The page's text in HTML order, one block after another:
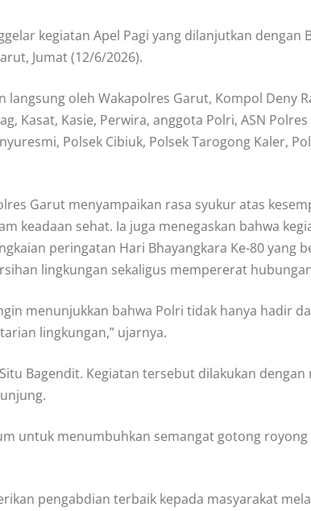
kegiatan Apel Pagi yang dilanjutkan dengan
Jumat (12/6/2026).
oleh Wakapolres Garut, Kompol Deny
Kasat, Kasie, Perwira, anggota Polri, ASN
Polsek Cibiuk, Polsek Tarogong Kaler,
Garut menyampaikan rasa syukur atas
keadaan sehat. Ia juga menegaskan bahwa
peringatan Hari Bhayangkara Ke-80 yang
lingkungan sekaligus mempererat
menunjukkan bahwa Polri tidak hanya hadir
lingkungan,” ujarnya.
Bagendit. Kegiatan tersebut dilakukan
untuk menumbuhkan semangat gotong
pengabdian terbaik kepada masyarakat